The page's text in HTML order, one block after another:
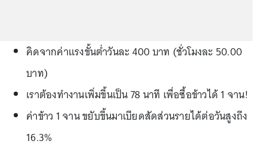
คิดจากค่าแรงขั้นต่ำวันละ 400 บาท (ชั่วโมงละ 50.00
บาท)
เราต้องทำงานเพิ่มขึ้นเป็น 78 นาที เพื่อซื้อข้าวได้ 1 จาน!
ค่าข้าว 1 จาน ขยับขึ้นมาเบียดสัดส่วนรายได้ต่อวันสูงถึง
16.3%